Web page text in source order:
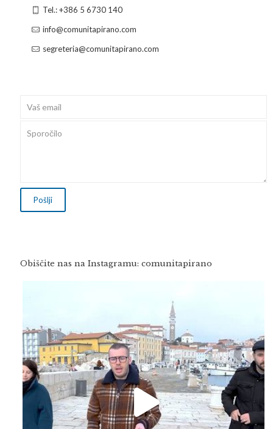
Tel.: +386 5 6730 140
info@comunitapirano.com
segreteria@comunitapirano.com
Obiščite nas na Instagramu: comunitapirano